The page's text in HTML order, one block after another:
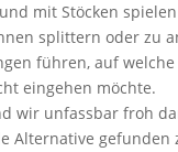
mit Stöcken
splittern oder zu
führen, auf
eingehen möchte.
wir unfassbar froh
Alternative gefunden